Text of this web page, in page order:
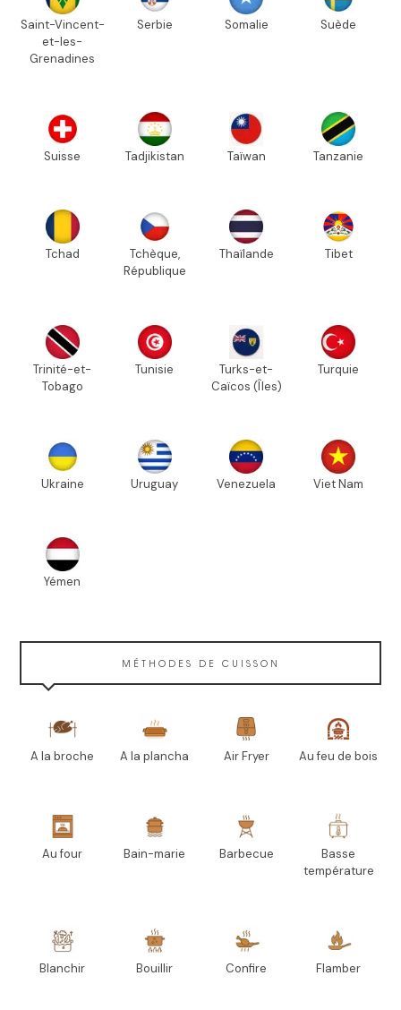
Saint-Vincent-
et-les-
Grenadines
Serbie Somalie Suède
Suisse Tadjikistan Taïwan Tanzanie
Tchad
Tchèque,
République
Thaïlande Tibet
Trinité-et-
Tobago
Tunisie
Turks-et-
Caïcos (Îles)
Turquie
Ukraine Uruguay Venezuela Viet Nam
Yémen
MÉTHODES DE CUISSON
A la broche A la plancha Air Fryer Au feu de bois
Au four Bain-marie Barbecue
Basse
température
Blanchir Bouillir Confire Flamber